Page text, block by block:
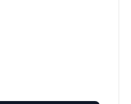
г.
г.
г.
г.
г.
г.
г.
г.
г.
г.